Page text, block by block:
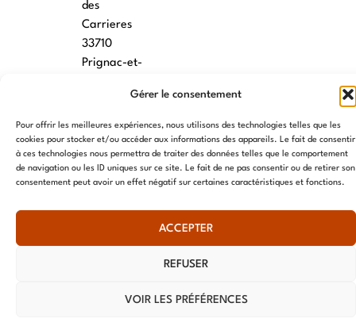
Gérer le consentement
Pour offrir les meilleures expériences, nous utilisons des technologies telles que les
cookies pour stocker et/ou accéder aux informations des appareils. Le fait de consentir
à ces technologies nous permettra de traiter des données telles que le comportement
de navigation ou les ID uniques sur ce site. Le fait de ne pas consentir ou de retirer son
consentement peut avoir un effet négatif sur certaines caractéristiques et fonctions.
ACCEPTER
REFUSER
VOIR LES PRÉFÉRENCES
des
Carrieres
33710
Prignac-et-
7 rue des
écoles
34790
© AME 2024, tous droits réservés